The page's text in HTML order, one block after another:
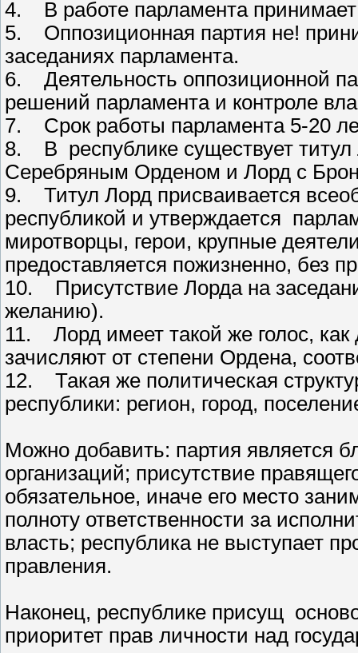
4. В работе парламента принимает
5. Оппозиционная партия не!
заседаниях парламента.
6. Деятельность оппозиционной
решений парламента и контроле
7. Срок работы парламента 5-20
8. В республике существует
Серебряным Орденом и Лорд с
9. Титул Лорд присваивается
республикой и утверждается
миротворцы, герои, крупные
предоставляется пожизненно, без
10. Присутствие Лорда на
желанию).
11. Лорд имеет такой же голос,
зачисляют от степени Ордена,
12. Такая же политическая
республики: регион, город,
Можно добавить: партия является
организаций; присутствие
обязательное, иначе его место
полноту ответственности за
власть; республика не выступает
правления.
Наконец, республике присущ
приоритет прав личности над